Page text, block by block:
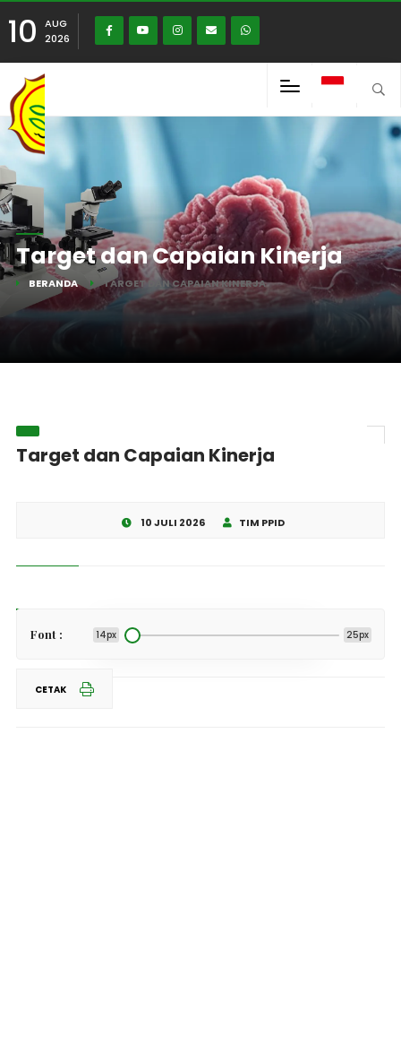
10
AUG
2026
Target dan Capaian Kinerja
BERANDA TARGET DAN CAPAIAN KINERJA
Target dan Capaian Kinerja
10 JULI 2026 TIM PPID
Font : 14px 25px
CETAK